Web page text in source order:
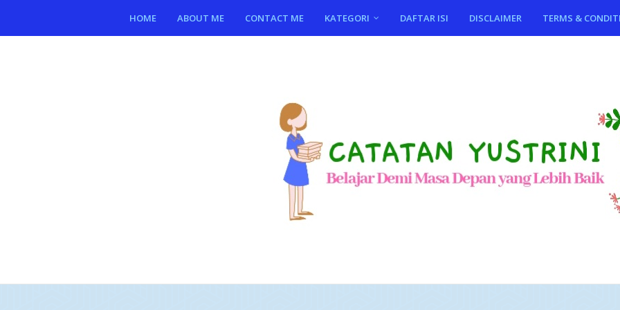
HOME ABOUT ME CONTACT ME KATEGORI DAFTAR ISI DISCLAIMER TERMS &